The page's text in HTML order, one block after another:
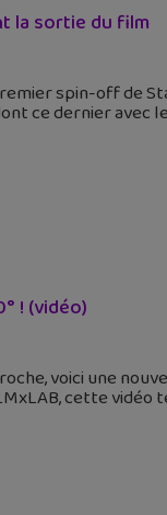
la sortie du film
spin-off de
ce dernier avec
! (vidéo)
voici une
cette vidéo